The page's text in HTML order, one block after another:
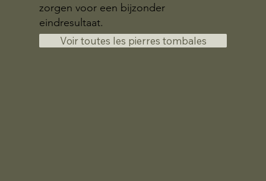
zorgen voor een bijzonder
eindresultaat.
Voir toutes les pierres tombales